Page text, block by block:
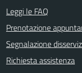
Leggi le FAQ
Prenotazione
Segnalazione
Richiesta assistenza